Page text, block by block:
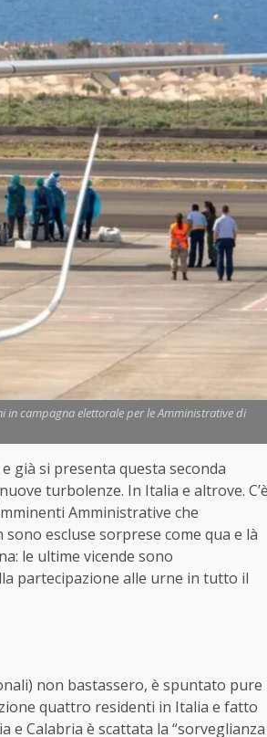
in campagna elettorale per le Amministrative di
già si presenta questa seconda
turbolenze. In Italia e altrove.
Amministrative che
sono escluse sorprese come qua e là
le ultime vicende sono
partecipazione alle urne in tutto il
non bastassero, è spuntato pure
quattro residenti in Italia e fatto
Calabria è scattata la “sorveglianza